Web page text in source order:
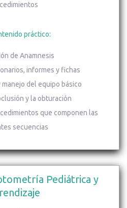
práctico:
de Anamnesis
informes y fichas
del equipo básico
y la obturación
que componen las
secuencias
Pediátrica y